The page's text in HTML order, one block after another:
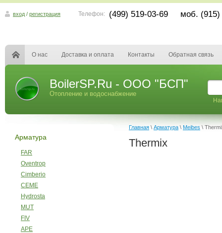
вход / регистрация Телефон: (499) 519-03-69 моб. (915)
О нас Доставка и оплата Контакты Обратная связь
BoilerSP.Ru - ООО "БСП"
Отопление и водоснабжение
Арматура
FAR
Oventrop
Cimberio
CEME
Hydrosta
MUT
FIV
APE
Главная \ Арматура \ Meibes \
Thermix